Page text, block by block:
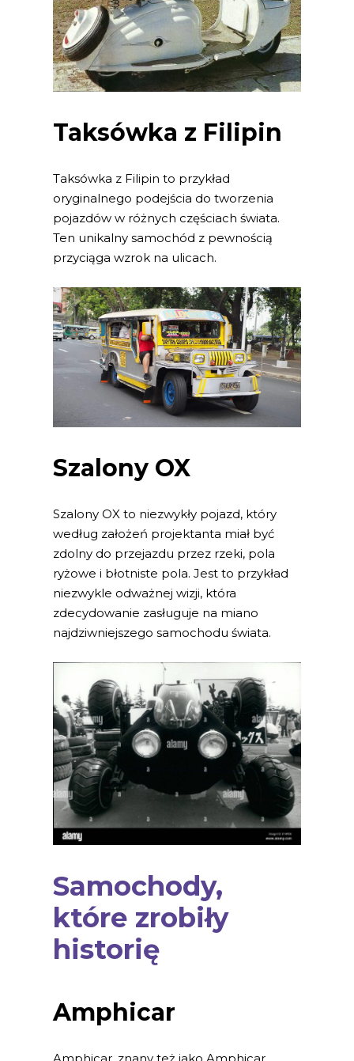
Taksówka z Filipin
Taksówka z Filipin to przykład
oryginalnego podejścia do tworzenia
pojazdów w różnych częściach świata.
Ten unikalny samochód z pewnością
przyciąga wzrok na ulicach.
Szalony OX
Szalony OX to niezwykły pojazd, który
według założeń projektanta miał być
zdolny do przejazdu przez rzeki, pola
ryżowe i błotniste pola. Jest to przykład
niezwykle odważnej wizji, która
zdecydowanie zasługuje na miano
najdziwniejszego samochodu świata.
Samochody,
które zrobiły
historię
Amphicar
Amphicar, znany też jako Amphicar